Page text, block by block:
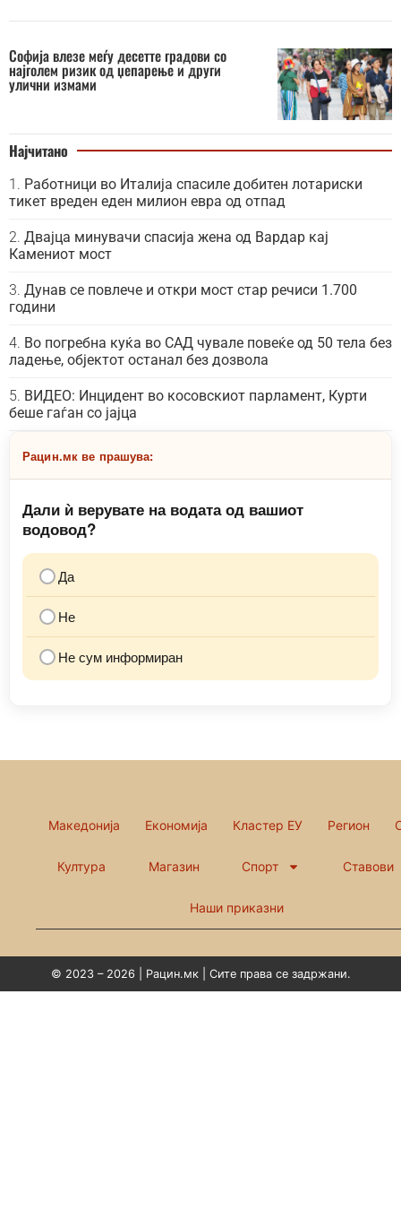
Софија влезе меѓу десетте градови со
најголем ризик од џепарење и други
улични измами
Најчитано
Работници во Италија спасиле добитен лотариски
тикет вреден еден милион евра од отпад
Двајца минувачи спасија жена од Вардар кај
Камениот мост
Дунав се повлече и откри мост стар речиси 1.700
години
Во погребна куќа во САД чувале повеќе од 50 тела без
ладење, објектот останал без дозвола
ВИДЕО: Инцидент во косовскиот парламент, Курти
беше гаѓан со јајца
Рацин.мк ве прашува:
Дали ѝ верувате на водата од вашиот
водовод?
Да
Не
Не сум информиран
Македонија Економија Кластер ЕУ Регион
Култура Магазин Спорт Ставови
Наши приказни
© 2023 – 2026 | Рацин.мк | Сите права се задржани.